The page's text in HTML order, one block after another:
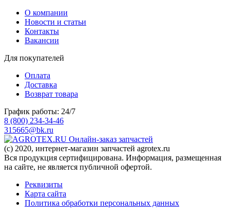
О компании
Новости и статьи
Контакты
Вакансии
Для покупателей
Оплата
Доставка
Возврат товара
График работы: 24/7
8 (800) 234-34-46
315665@bk.ru
Онлайн-заказ запчастей
(c) 2020, интернет-магазин запчастей agrotex.ru
Вся продукция сертифицирована. Информация, размещенная
на сайте, не является публичной офертой.
Реквизиты
Карта сайта
Политика обработки персональных данных